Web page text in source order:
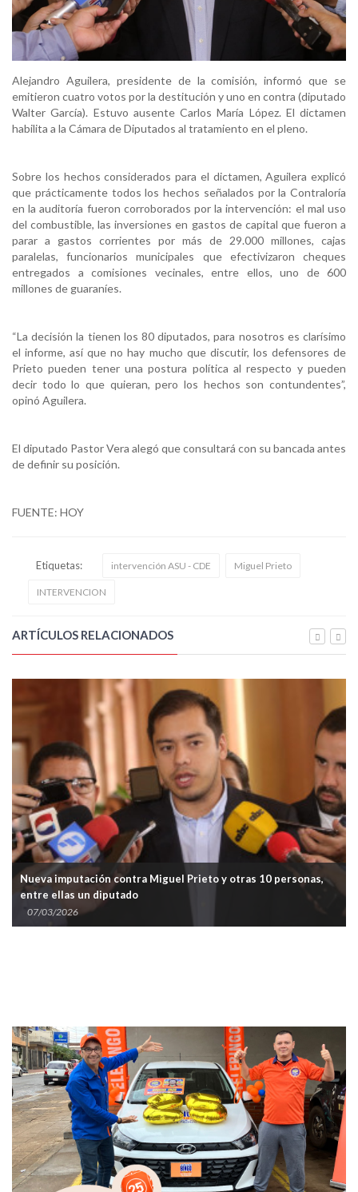
Alejandro Aguilera, presidente de la comisión, informó que se
emitieron cuatro votos por la destitución y uno en contra (diputado
Walter García). Estuvo ausente Carlos María López. El dictamen
habilita a la Cámara de Diputados al tratamiento en el pleno.
Sobre los hechos considerados para el dictamen, Aguilera explicó
que prácticamente todos los hechos señalados por la Contraloría
en la auditoría fueron corroborados por la intervención: el mal uso
del combustible, las inversiones en gastos de capital que fueron a
parar a gastos corrientes por más de 29.000 millones, cajas
paralelas, funcionarios municipales que efectivizaron cheques
entregados a comisiones vecinales, entre ellos, uno de 600
millones de guaraníes.
“La decisión la tienen los 80 diputados, para nosotros es clarísimo
el informe, así que no hay mucho que discutir, los defensores de
Prieto pueden tener una postura política al respecto y pueden
decir todo lo que quieran, pero los hechos son contundentes”,
opinó Aguilera.
El diputado Pastor Vera alegó que consultará con su bancada antes
de definir su posición.
FUENTE: HOY
Etiquetas: intervención ASU - CDE Miguel Prieto
INTERVENCION
ARTÍCULOS RELACIONADOS
Nueva imputación contra Miguel Prieto y otras 10 personas,
entre ellas un diputado
07/03/2026